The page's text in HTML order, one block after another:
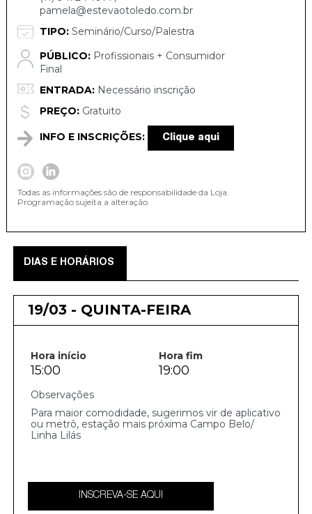
pamela@estevaotoledo.com.br
TIPO:Seminário/Curso/Palestra
PÚBLICO:Profissionais + Consumidor
Final
ENTRADA:Necessário inscrição
PREÇO:Gratuito
INFO E INSCRIÇÕES: Clique aqui
Todas as informações são de responsabilidade da Loja.
Programação sujeita a alteração.
DIAS E HORÁRIOS
19/03 - QUINTA-FEIRA
Hora início Hora fim
15:00 19:00
Para maior comodidade, sugerimos vir de aplicativo
ou metrô, estação mais próxima Campo Belo/
Linha Lilás
INSCREVA-SE AQUI